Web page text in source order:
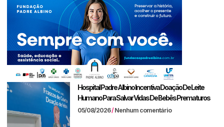
Hospital Padre Albino Incentiva Doação De Leite
Humano Para Salvar Vidas De Bebês Prematuros
05/08/2026 Nenhum comentário